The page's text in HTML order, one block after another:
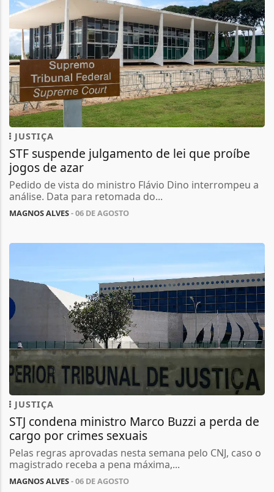
JUSTIÇA
STF suspende julgamento de lei que proíbe
jogos de azar
Pedido de vista do ministro Flávio Dino interrompeu a
análise. Data para retomada do...
MAGNOS ALVES- 06 DE AGOSTO
JUSTIÇA
STJ condena ministro Marco Buzzi a perda de
cargo por crimes sexuais
Pelas regras aprovadas nesta semana pelo CNJ, caso o
magistrado receba a pena máxima,...
MAGNOS ALVES- 06 DE AGOSTO